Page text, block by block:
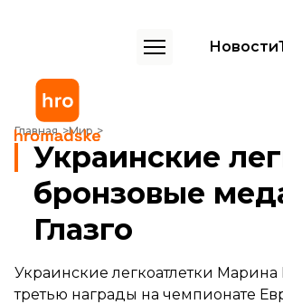
Новости
Главная Мир
Украинские легкоатлетки завоевали две
Украинские
бронзовые
Глазго
Украинские легкоатлетки
третью награды на чемпионате